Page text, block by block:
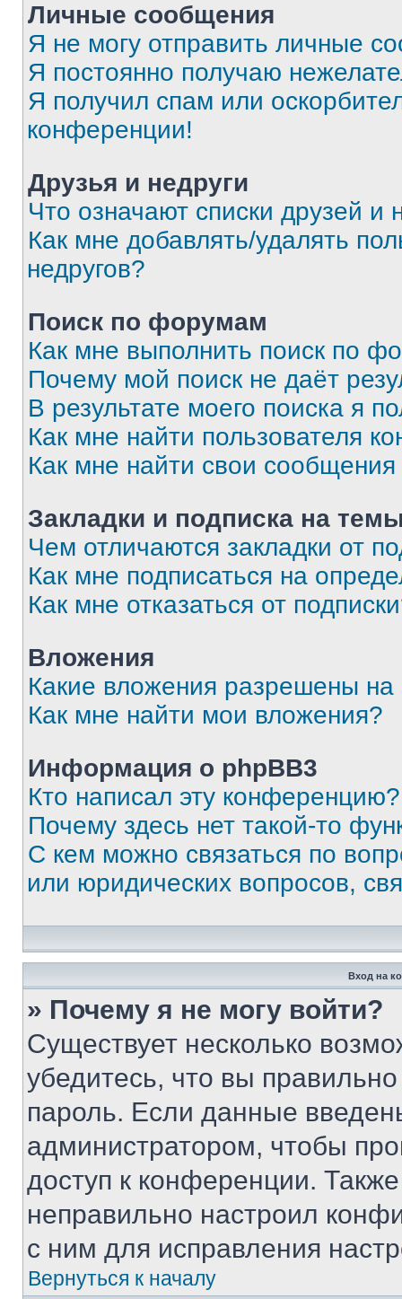
Личные сообщения
Я не могу отправить личные
Я постоянно получаю
Я получил спам или
конференции!
Друзья и недруги
Что означают списки друзей и
Как мне добавлять/удалять
недругов?
Поиск по форумам
Как мне выполнить поиск по
Почему мой поиск не даёт
В результате моего поиска я
Как мне найти пользователя
Как мне найти свои
Закладки и подписка на
Чем отличаются закладки от
Как мне подписаться на
Как мне отказаться от
Вложения
Какие вложения разрешены
Как мне найти мои вложения?
Информация о phpBB3
Кто написал эту конференцию?
Почему здесь нет такой-то
С кем можно связаться по
или юридических вопросов,
Вход на
» Почему я не могу войти?
Существует несколько
убедитесь, что вы
пароль. Если данные
администратором, чтобы
доступ к конференции.
неправильно настроил
с ним для исправления
Вернуться к началу